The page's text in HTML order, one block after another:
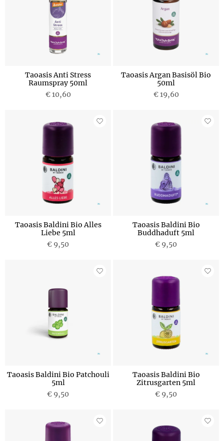
Taoasis Anti Stress
Raumspray 50ml
€ 10,60
Taoasis Argan Basisöl Bio
50ml
€ 19,60
Taoasis Baldini Bio Alles
Liebe 5ml
€ 9,50
Taoasis Baldini Bio
Buddhaduft 5ml
€ 9,50
Taoasis Baldini Bio Patchouli
5ml
€ 9,50
Taoasis Baldini Bio
Zitrusgarten 5ml
€ 9,50